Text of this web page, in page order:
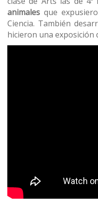
animales que
Ciencia. También
hicieron una exposición